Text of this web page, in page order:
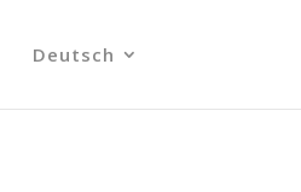
Deutsch